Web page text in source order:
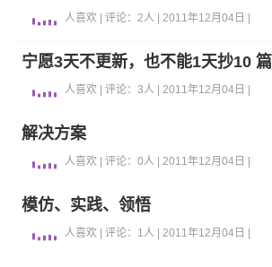
人喜欢 | 评论：2人 | 2011年12月04日 |
宁愿3天不更新，也不能1天抄10 篇
人喜欢 | 评论：3人 | 2011年12月04日 |
解决方案
人喜欢 | 评论：0人 | 2011年12月04日 |
模仿、实践、领悟
人喜欢 | 评论：1人 | 2011年12月04日 |